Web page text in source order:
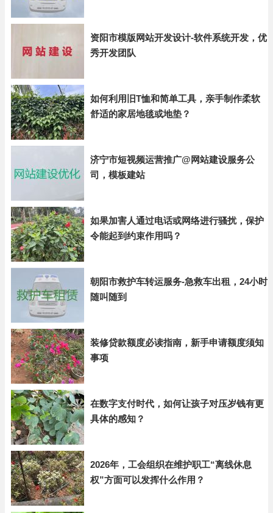
资阳市模版网站开发设计-软件系统开发，优
秀开发团队
如何利用旧T恤和简单工具，亲手制作柔软
舒适的家居地毯或地垫？
济宁市短视频运营推广@网站建设服务公
司，模板建站
如果加害人通过电话或网络进行骚扰，保护
令能起到约束作用吗？
朝阳市救护车转运服务-急救车出租，24小时
随叫随到
装修贷款额度必读指南，新手申请额度须知
事项
在数字支付时代，如何让孩子对压岁钱有更
具体的感知？
2026年，工会组织在维护职工“离线休息
权”方面可以发挥什么作用？